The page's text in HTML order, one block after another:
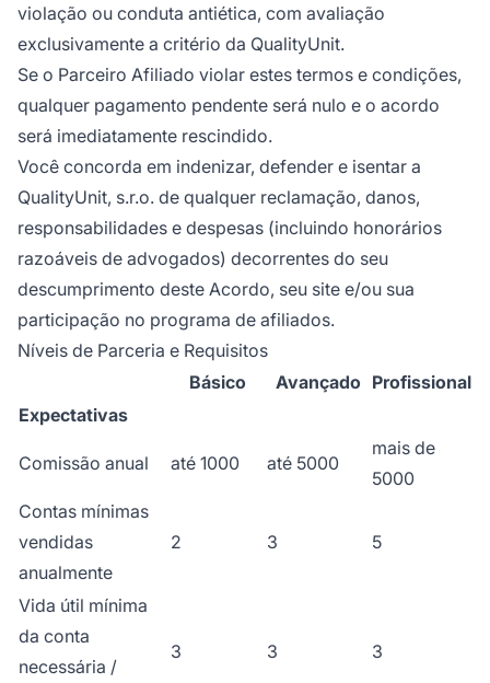
violação ou conduta antiética, com avaliação
exclusivamente a critério da QualityUnit.
Se o Parceiro Afiliado violar estes termos e condições,
qualquer pagamento pendente será nulo e o acordo
será imediatamente rescindido.
Você concorda em indenizar, defender e isentar a
QualityUnit, s.r.o. de qualquer reclamação, danos,
responsabilidades e despesas (incluindo honorários
razoáveis de advogados) decorrentes do seu
descumprimento deste Acordo, seu site e/ou sua
participação no programa de afiliados.
Níveis de Parceria e Requisitos
Básico
Avançado Profissional
Expectativas
Comissão anual até 1000 até 5000
mais de
5000
Contas mínimas
vendidas
anualmente
2 3 5
Vida útil mínima
da conta
necessária /
3 3 3